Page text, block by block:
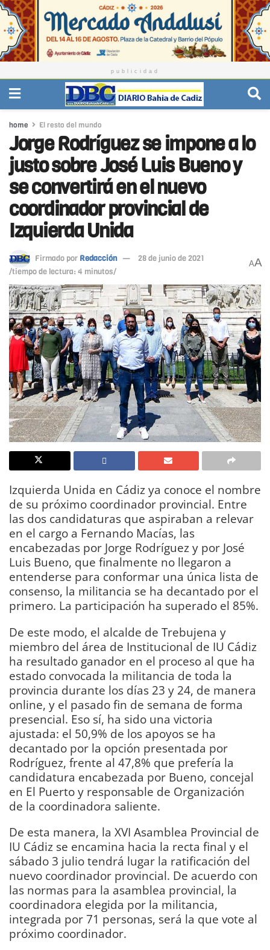
publicidad
home El resto del mundo
Jorge Rodríguez se impone a lo
justo sobre José Luis Bueno y
se convertirá en el nuevo
coordinador provincial de
Izquierda Unida
Firmado por Redacción
28 de junio de 2021
/tiempo de lectura: 4 minutos/
AA
Izquierda Unida en Cádiz ya conoce el nombre
de su próximo coordinador provincial. Entre
las dos candidaturas que aspiraban a relevar
en el cargo a Fernando Macías, las
encabezadas por Jorge Rodríguez y por José
Luis Bueno, que finalmente no llegaron a
entenderse para conformar una única lista de
consenso, la militancia se ha decantado por el
primero. La participación ha superado el 85%.
De este modo, el alcalde de Trebujena y
miembro del área de Institucional de IU Cádiz
ha resultado ganador en el proceso al que ha
estado convocada la militancia de toda la
provincia durante los días 23 y 24, de manera
online, y el pasado fin de semana de forma
presencial. Eso sí, ha sido una victoria
ajustada: el 50,9% de los apoyos se ha
decantado por la opción presentada por
Rodríguez, frente al 47,8% que prefería la
candidatura encabezada por Bueno, concejal
en El Puerto y responsable de Organización
de la coordinadora saliente.
De esta manera, la XVI Asamblea Provincial de
IU Cádiz se encamina hacia la recta final y el
sábado 3 julio tendrá lugar la ratificación del
nuevo coordinador provincial. De acuerdo con
las normas para la asamblea provincial, la
coordinadora elegida por la militancia,
integrada por 71 personas, será la que vote al
próximo coordinador.